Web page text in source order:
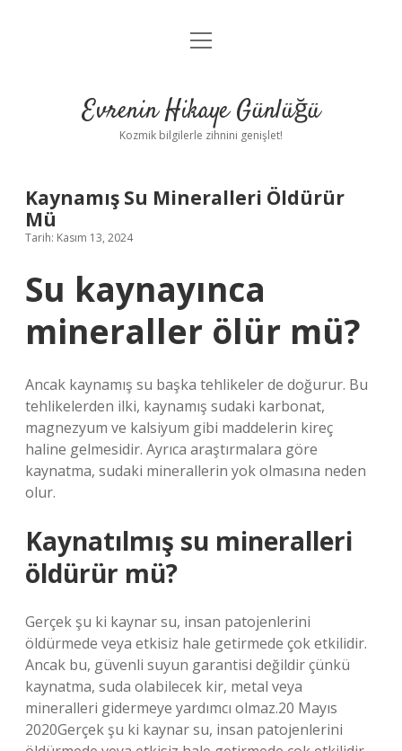
Anasayfa
Yasal Uyarı
menüyü
Evrenin Hikaye Günlüğü
Kozmik bilgilerle zihnini genişlet!
Kaynamış Su Mineralleri Öldürür
Mü
Tarih: Kasım 13, 2024
Su kaynayınca
mineraller ölür mü?
Ancak kaynamış su başka tehlikeler de doğurur. Bu
tehlikelerden ilki, kaynamış sudaki karbonat,
magnezyum ve kalsiyum gibi maddelerin kireç
haline gelmesidir. Ayrıca araştırmalara göre
kaynatma, sudaki minerallerin yok olmasına neden
olur.
Kaynatılmış su mineralleri
öldürür mü?
Gerçek şu ki kaynar su, insan patojenlerini
öldürmede veya etkisiz hale getirmede çok etkilidir.
Ancak bu, güvenli suyun garantisi değildir çünkü
kaynatma, suda olabilecek kir, metal veya
mineralleri gidermeye yardımcı olmaz.20 Mayıs
2020Gerçek şu ki kaynar su, insan patojenlerini